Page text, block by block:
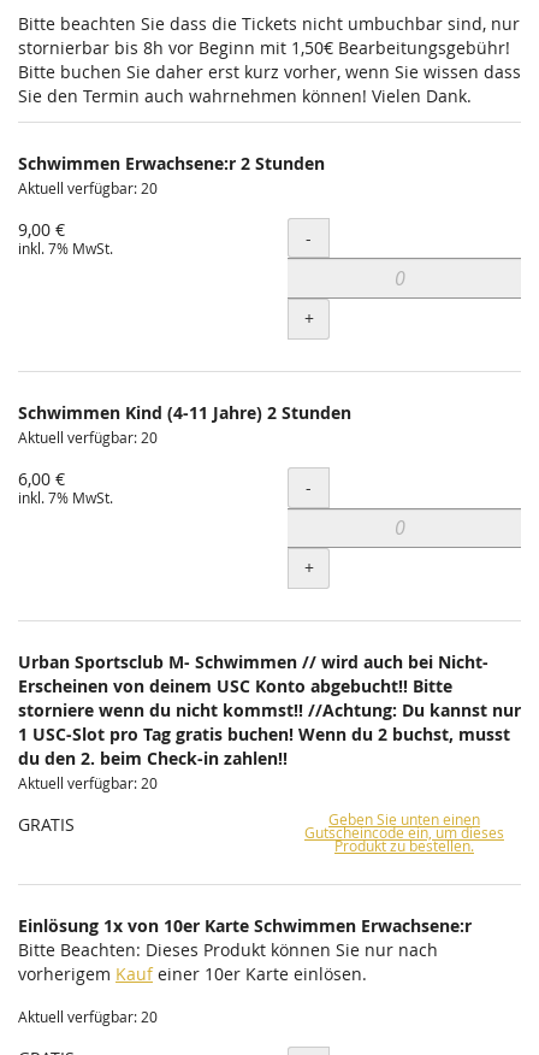
Bitte beachten Sie dass die Tickets nicht umbuchbar sind, nur
stornierbar bis 8h vor Beginn mit 1,50€ Bearbeitungsgebühr!
Bitte buchen Sie daher erst kurz vorher, wenn Sie wissen dass
Sie den Termin auch wahrnehmen können! Vielen Dank.
Schwimmen Erwachsene:r 2 Stunden
Aktuell verfügbar: 20
9,00 €
inkl. 7% MwSt. Menge
-
+
Schwimmen Kind (4-11 Jahre) 2 Stunden
Aktuell verfügbar: 20
6,00 €
inkl. 7% MwSt. Menge
-
+
Urban Sportsclub M- Schwimmen // wird auch bei Nicht-
Erscheinen von deinem USC Konto abgebucht!! Bitte
storniere wenn du nicht kommst!! //Achtung: Du kannst nur
1 USC-Slot pro Tag gratis buchen! Wenn du 2 buchst, musst
du den 2. beim Check-in zahlen!!
Aktuell verfügbar: 20
GRATIS Geben Sie unten einen
Gutscheincode ein, um dieses
Produkt zu bestellen.
Einlösung 1x von 10er Karte Schwimmen Erwachsene:r
Bitte Beachten: Dieses Produkt können Sie nur nach
vorherigem Kaufeiner 10er Karte einlösen.
Aktuell verfügbar: 20